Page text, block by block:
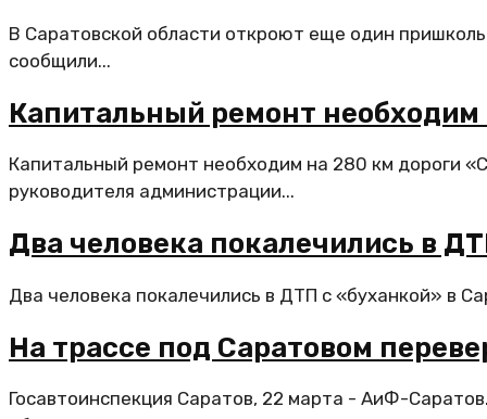
В Саратовской области откроют еще один
сообщили...
Капитальный ремонт
Капитальный ремонт необходим на 280 км дороги
руководителя администрации...
Два человека покалечились в
Два человека покалечились в ДТП с «буханкой» в
На трассе под Саратовом
Госавтоинспекция Саратов, 22 марта - АиФ-